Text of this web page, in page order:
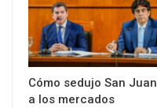
Cómo sedujo San Juan
a los mercados